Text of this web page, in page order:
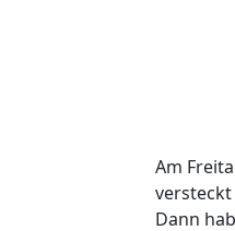
Am
versteckt
Dann